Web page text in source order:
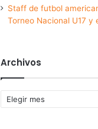
Staff de futbol
Torneo Nacional U17 y
Archivos
Archivos